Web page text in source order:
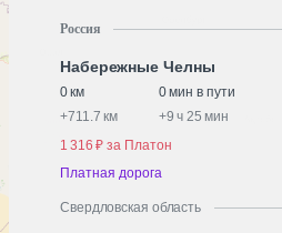
Россия
Набережные Челны
0 км
0 мин в пути
+711.7 км +9 ч 25 мин
1 316 ₽ за Платон
Платная дорога
Свердловская область